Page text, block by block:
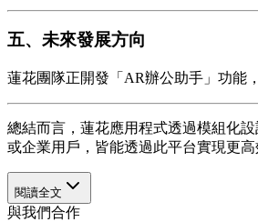
五、未來發展方向
蓮花團隊正開發「AR辦公助手」功能
總結而言，蓮花應用程式透過模組化
或企業用戶，皆能透過此平台實現更高
閱讀全文
與我們合作